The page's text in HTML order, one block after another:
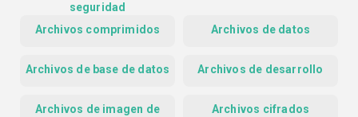
seguridad
Archivos comprimidos Archivos de datos
Archivos de base de datos Archivos de desarrollo
Archivos de imagen de Archivos cifrados